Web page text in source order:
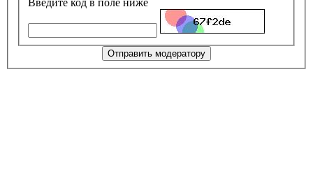
Отправить модератору